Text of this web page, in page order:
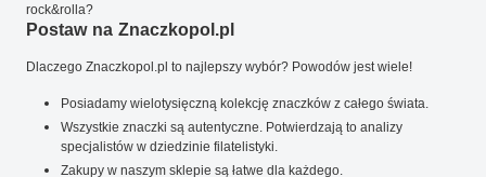
rock&rolla?
Postaw na Znaczkopol.pl
Dlaczego Znaczkopol.pl to najlepszy wybór? Powodów jest wiele!
Posiadamy wielotysięczną kolekcję znaczków z całego świata.
Wszystkie znaczki są autentyczne. Potwierdzają to analizy
specjalistów w dziedzinie filatelistyki.
Zakupy w naszym sklepie są łatwe dla każdego.